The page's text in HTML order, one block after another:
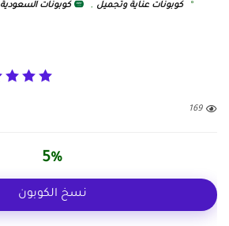
كوبونات عناية وتجميل , كوبونات السعودية
169
5%
نسخ الكوبون